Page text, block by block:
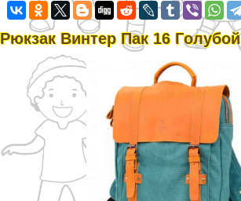
Рюкзак Винтер Пак 16 Гoлyбой